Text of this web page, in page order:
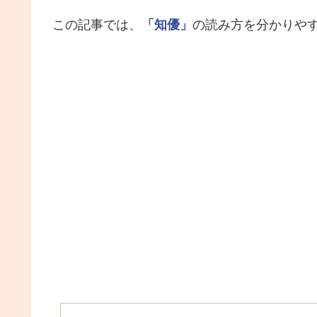
この記事では、 「知優」 の読み方を分かりや